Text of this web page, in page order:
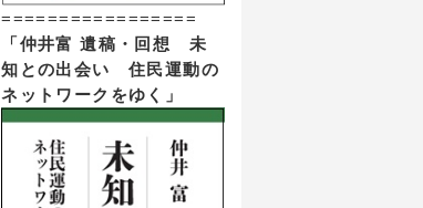
=================
「仲井富 遺稿・回想 未
知との出会い 住民運動の
ネットワークをゆく」